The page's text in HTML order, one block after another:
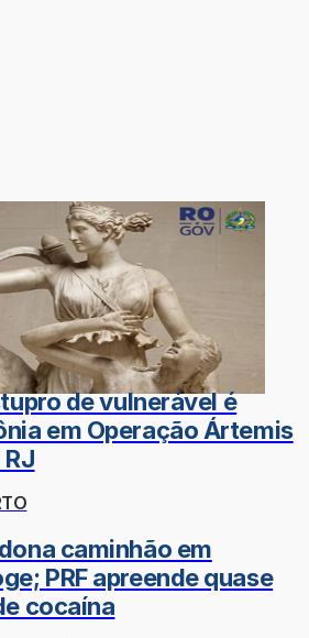
de vulnerável é
em Operação Ártemis
caminhão em
PRF apreende quase
cocaína